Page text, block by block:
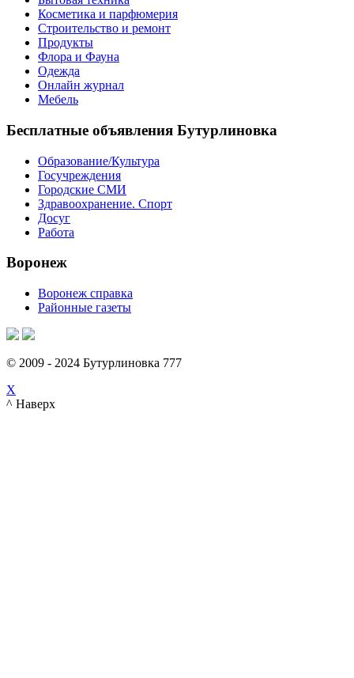
Косметика и парфюмерия
Строительство и ремонт
Продукты
Флора и Фауна
Одежда
Онлайн журнал
Мебель
Бесплатные объявления Бутурлиновка
Образование/Культура
Госучреждения
Городские СМИ
Здравоохранение. Спорт
Досуг
Работа
Воронеж
Воронеж справка
Районные газеты
© 2009 - 2024 Бутурлиновка 777
X
^ Наверх